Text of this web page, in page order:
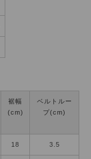
裾幅
(cm)
ベルトルー
プ(cm)
18 3.5